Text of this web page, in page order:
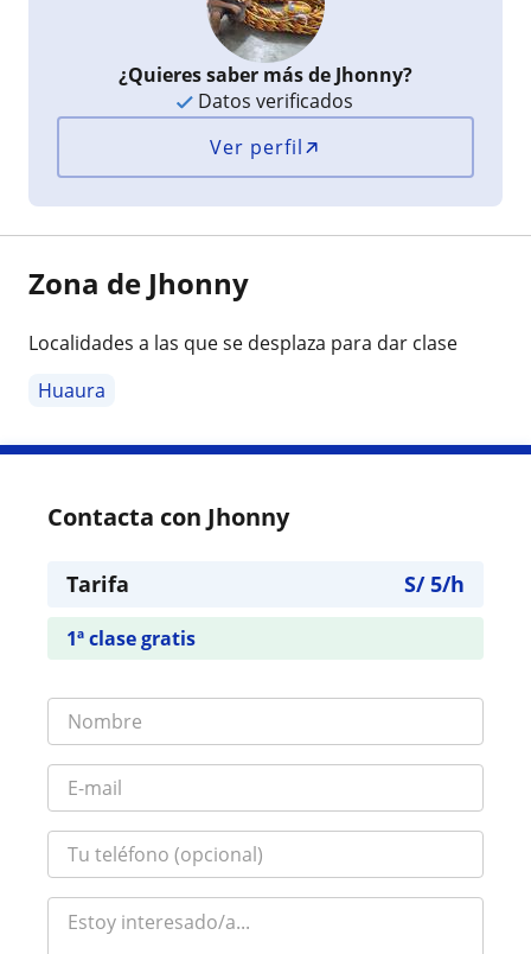
¿Quieres saber más de Jhonny?
Datos verificados
Ver perfil
Zona de Jhonny
Localidades a las que se desplaza para dar clase
Huaura
Contacta con Jhonny
Tarifa S/5/h
1ª clase gratis